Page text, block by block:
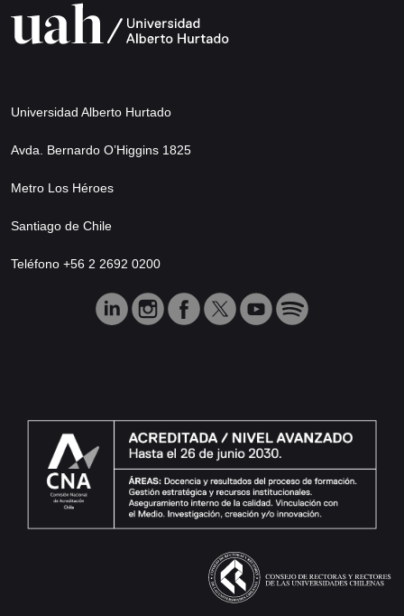
Universidad Alberto Hurtado
Avda. Bernardo O’Higgins 1825
Metro Los Héroes
Santiago de Chile
Teléfono +56 2 2692 0200